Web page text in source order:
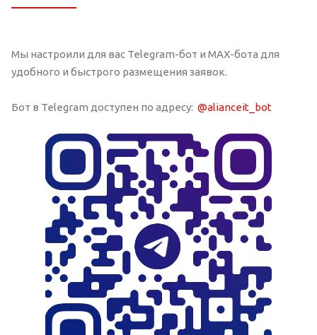
Мы настроили для вас Telegram-бот и MAX-бота для
удобного и быстрого размещения заявок.
Бот в Telegram доступен по адресу: @alianceit_bot